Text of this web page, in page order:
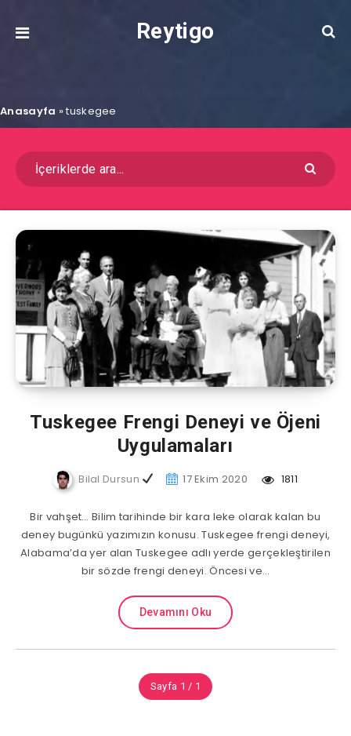
Reytigo
Anasayfa »tuskegee
Tuskegee Frengi Deneyi ve Öjeni
Uygulamaları
Bilal Dursun 17 Ekim 2020 1811
Bir vahşet… Bilim tarihinde bir kara leke olarak kalan bu
deney bugünkü yazımızın konusu. Tuskegee frengi deneyi,
Alabama’da yer alan Tuskegee adlı yerde gerçekleştirilen
bir sözde frengi deneyi. Öncesi ve…
Devamını Oku
Sayfa 1 / 1